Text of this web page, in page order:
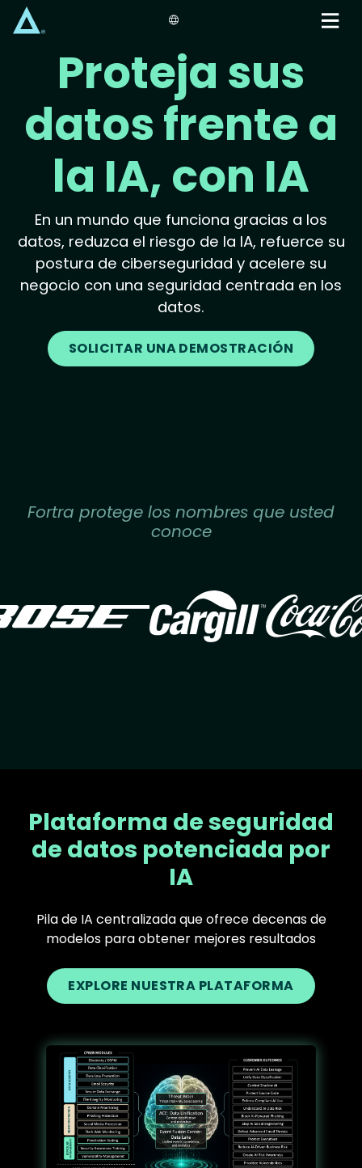
main
content
Proteja sus
datos frente a
la IA, con IA
En un mundo que funciona gracias a los
datos, reduzca el riesgo de la IA, refuerce su
postura de ciberseguridad y acelere su
negocio con una seguridad centrada en los
datos.
SOLICITAR UNA DEMOSTRACIÓN
Fortra protege los nombres que usted
conoce
Image
Plataforma de seguridad
de datos potenciada por
IA
Pila de IA centralizada que ofrece decenas de
modelos para obtener mejores resultados
EXPLORE NUESTRA PLATAFORMA